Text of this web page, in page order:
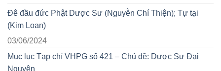
Đê đầu đức Phật Dược Sư (Nguyễn Chí Thiện); Tự tại
(Kim Loan)
03/06/2024
Mục lục Tạp chí VHPG số 421 – Chủ đề: Dược Sư Đại
Nguyện